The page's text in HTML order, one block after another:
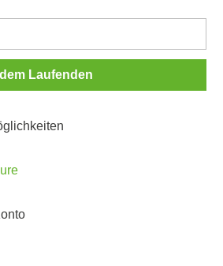
Laufenden